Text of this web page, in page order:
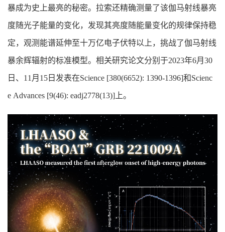
暴成为史上最亮的秘密。拉索还精确测量了该伽马射线暴亮
度随光子能量的变化，发现其亮度随能量变化的规律保持稳
定，观测能谱延伸至十万亿电子伏特以上，挑战了伽马射线
暴余辉辐射的标准模型。相关研究论文分别于2023年6月30
日、11月15日发表在Science [380(6652): 1390-1396]和Scienc
e Advances [9(46): eadj2778(13)]上。